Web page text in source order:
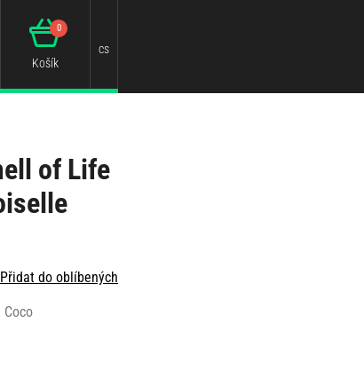
Košík
0
cs
of Life
Přidat do oblíbených